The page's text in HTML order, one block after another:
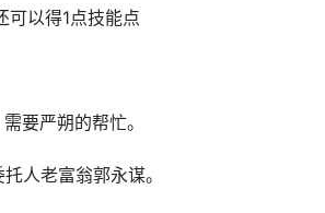
可以得1点技能点
要严朔的帮忙。
人老富翁郭永谋。